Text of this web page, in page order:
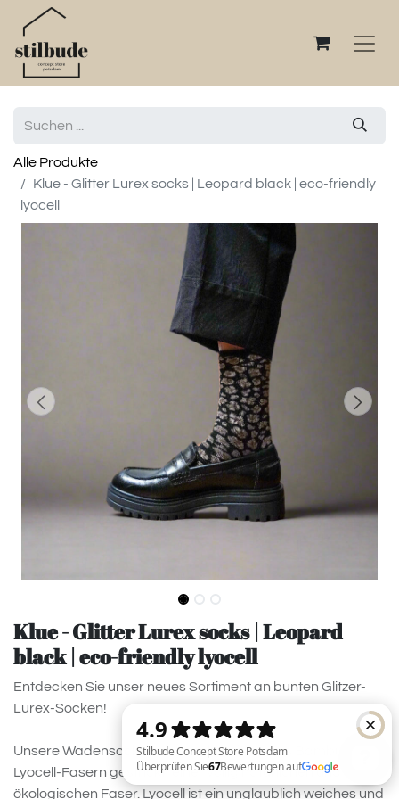
Alle Produkte
Klue - Glitter Lurex socks | Leopard black | eco-friendly
lyocell
Klue - Glitter Lurex socks | Leopard
black | eco-friendly lyocell
Entdecken Sie unser neues Sortiment an bunten Glitzer-
Lurex-Socken!
Unsere Wadensocken sind mehrheitlich aus Bambus-
Lyocell-Fasern gestrickt, einer völlig natürlichen und
ökologischen Faser. Lyocell ist ein unglaublich weiches und